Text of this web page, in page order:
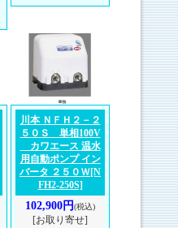
川本 ＮＦＨ２－２
５０Ｓ 単相100V
カワエース 温水
用自動ポンプ イン
バータ ２５０Ｗ[N
FH2-250S]
102,900円(税込)
[お取り寄せ]